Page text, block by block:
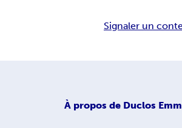
Signaler un
À propos de Duclos